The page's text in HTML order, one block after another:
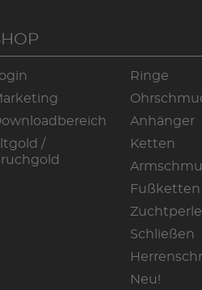
/
Ringe
Anhänger
Ketten
Fußketten
Schließen
Neu!